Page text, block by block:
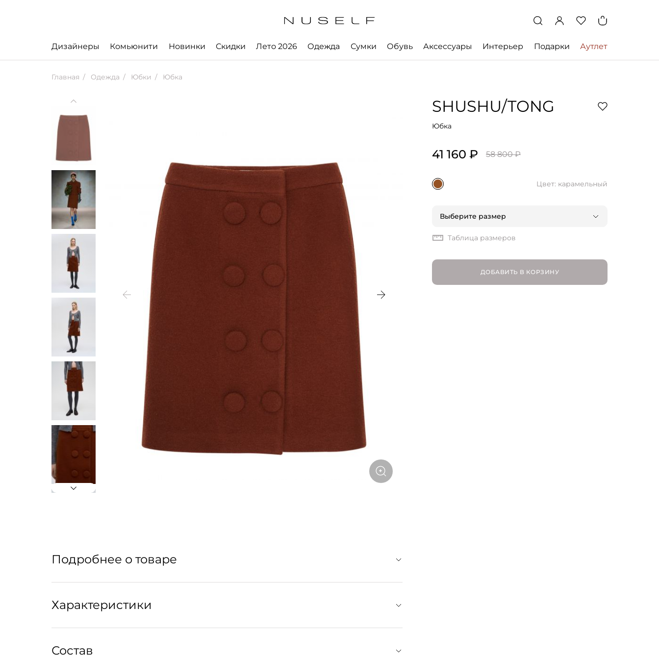
Дизайнеры Комьюнити Новинки Скидки Лето 2026 Одежда Сумки Обувь Аксессуары Интерьер Подарки Аутлет
Главная Одежда Юбки Юбка
SHUSHU/TONG
Юбка
41 160 ₽ 58 800 ₽
Цвет: карамельный
Выберите размер
UK 8 | RU 44
UK 10 | RU 46
Таблица размеров
ДОБАВИТЬ В КОРЗИНУ
Подробнее о товаре
Характеристики
Рекомендована химчистка.
Состав